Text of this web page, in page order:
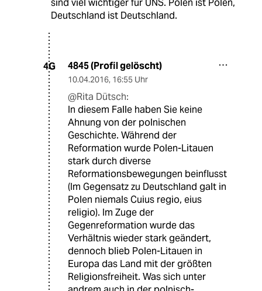
sind viel wichtiger für UNS. Polen ist Polen,
Deutschland ist Deutschland.
4G 4845 (Profil gelöscht)
10.04.2016, 16:55 Uhr
@Rita Dütsch:
In diesem Falle haben Sie keine
Ahnung von der polnischen
Geschichte. Während der
Reformation wurde Polen-Litauen
stark durch diverse
Reformationsbewegungen beinflusst
(Im Gegensatz zu Deutschland galt in
Polen niemals Cuius regio, eius
religio). Im Zuge der
Gegenreformation wurde das
Verhältnis wieder stark geändert,
dennoch blieb Polen-Litauen in
Europa das Land mit der größten
Religionsfreiheit. Was sich unter